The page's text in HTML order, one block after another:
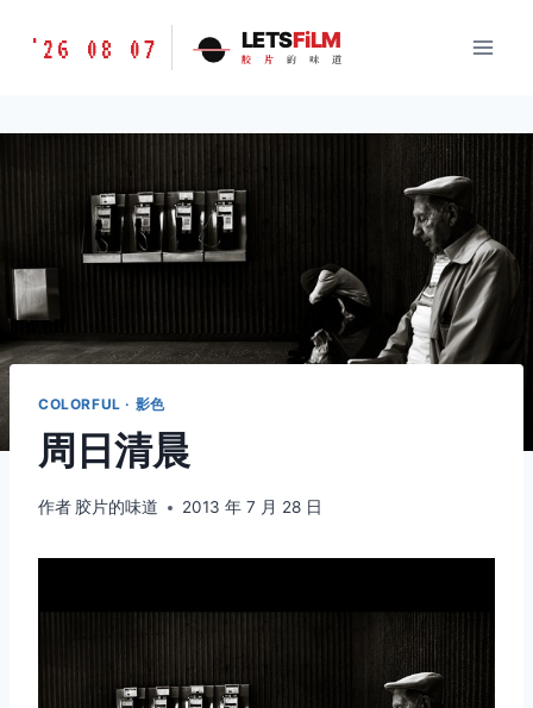
胶
味
LETSFILM
'26 08 07 LETSFiLM
胶 片 的 味 道
COLORFUL · 影色
周日清晨
作者 胶片的味道 2013 年 7 月 28 日